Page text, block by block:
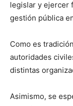
legislar y ejercer
gestión pública
Como es
autoridades
distintas
Asimismo, se